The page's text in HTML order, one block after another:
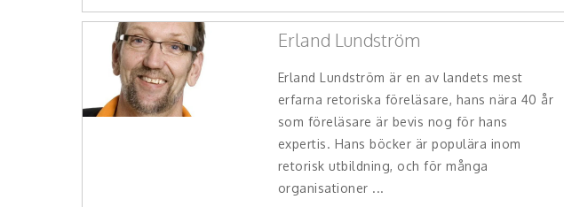
Erland Lundström
Erland Lundström är en av landets mest
erfarna retoriska föreläsare, hans nära 40 år
som föreläsare är bevis nog för hans
expertis. Hans böcker är populära inom
retorisk utbildning, och för många
organisationer ...